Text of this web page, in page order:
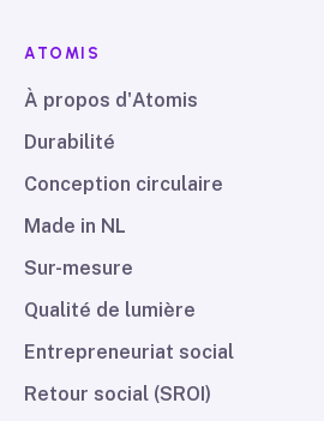
ATOMIS
À propos d'Atomis
Durabilité
Conception circulaire
Made in NL
Sur-mesure
Qualité de lumière
Entrepreneuriat social
Retour social (SROI)